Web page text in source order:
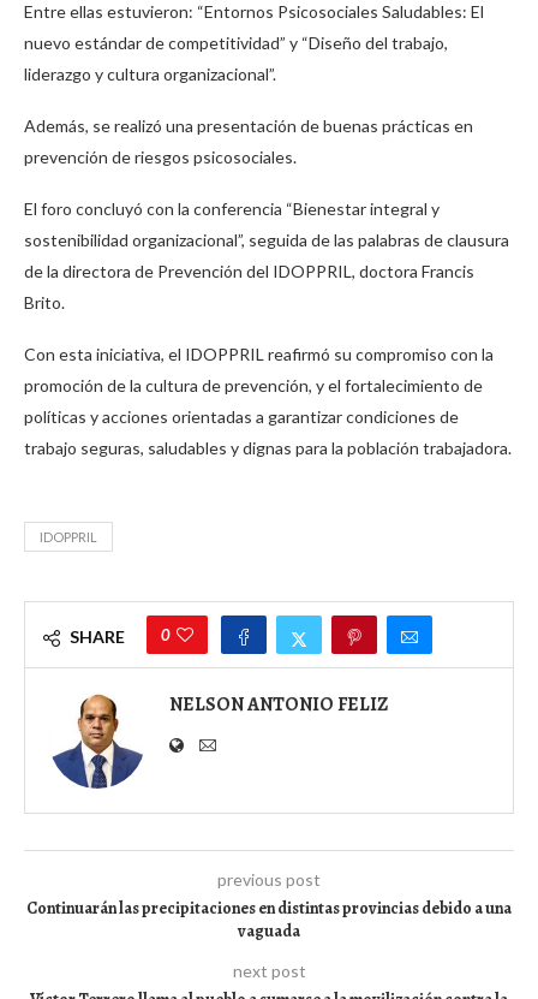
Entre ellas estuvieron: “Entornos Psicosociales Saludables: El
nuevo estándar de competitividad” y “Diseño del trabajo,
liderazgo y cultura organizacional”.
Además, se realizó una presentación de buenas prácticas en
prevención de riesgos psicosociales.
El foro concluyó con la conferencia “Bienestar integral y
sostenibilidad organizacional”, seguida de las palabras de clausura
de la directora de Prevención del IDOPPRIL, doctora Francis
Brito.
Con esta iniciativa, el IDOPPRIL reafirmó su compromiso con la
promoción de la cultura de prevención, y el fortalecimiento de
políticas y acciones orientadas a garantizar condiciones de
trabajo seguras, saludables y dignas para la población trabajadora.
IDOPPRIL
SHARE 0
NELSON ANTONIO FELIZ
previous post
Continuarán las precipitaciones en distintas provincias debido a una
vaguada
next post